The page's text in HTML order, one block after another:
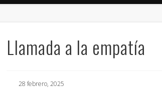
Llamada a la empatía
28 febrero, 2025